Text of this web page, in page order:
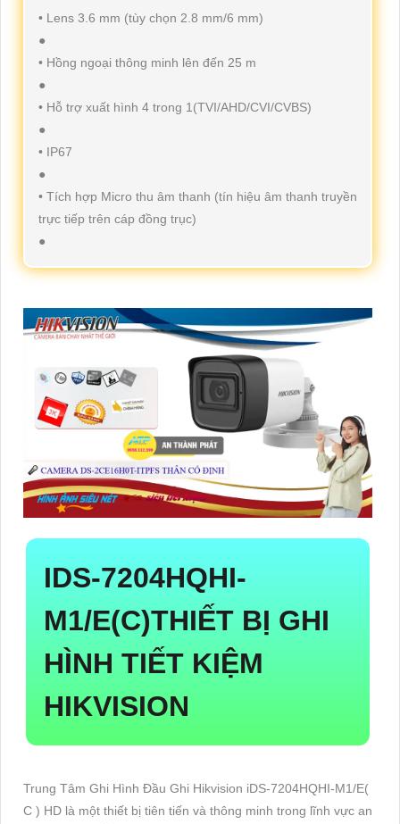
• Lens 3.6 mm (tùy chọn 2.8 mm/6 mm)
●
• Hồng ngoại thông minh lên đến 25 m
●
• Hỗ trợ xuất hình 4 trong 1(TVI/AHD/CVI/CVBS)
●
• IP67
●
• Tích hợp Micro thu âm thanh (tín hiệu âm thanh truyền
trực tiếp trên cáp đồng trục)
●
IDS-7204HQHI-
M1/E(C)THIẾT BỊ GHI
HÌNH TIẾT KIỆM
HIKVISION
Trung Tâm Ghi Hình Đầu Ghi Hikvision iDS-7204HQHI-M1/E(
C ) HD là một thiết bị tiên tiến và thông minh trong lĩnh vực an